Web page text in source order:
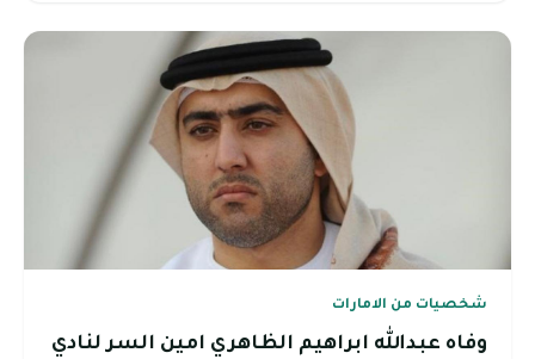
شخصيات من الامارات
وفاه عبدالله ابراهيم الظاهري امين السر لنادي